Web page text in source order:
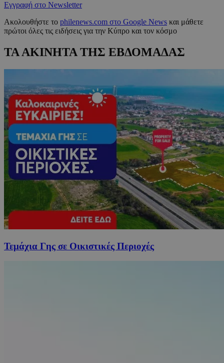
Εγγραφή στο Newsletter
Ακολουθήστε το philenews.com στο Google News και μάθετε
πρώτοι όλες τις ειδήσεις για την Κύπρο και τον κόσμο
ΤΑ ΑΚΙΝΗΤΑ ΤΗΣ ΕΒΔΟΜΑΔΑΣ
Τεμάχια Γης σε Οικιστικές Περιοχές